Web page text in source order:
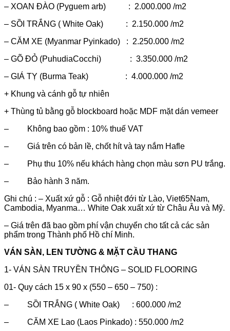
– XOAN ĐÀO (Pyguem arb) : 2.000.000 /m2
– SỒI TRẮNG ( White Oak) : 2.150.000 /m2
– CĂM XE (Myanmar Pyinkado) : 2.250.000 /m2
– GÕ ĐỎ (PuhudiaCocchi) : 3.350.000 /m2
– GIÁ TỴ (Burma Teak) : 4.000.000 /m2
+ Khung và cánh gỗ tự nhiên
+ Thùng tủ bằng gỗ blockboard hoặc MDF mặt dán vemeer
– Không bao gồm : 10% thuế VAT
– Giá trên có bản lề, chốt hít và tay nắm Hafle
– Phụ thu 10% nếu khách hàng chọn màu sơn PU trắng.
– Bảo hành 3 năm.
Ghi chú : – Xuất xứ gỗ : Gỗ nhiệt đới từ Lào, Viet65Nam,
Cambodia, Myanma… White Oak xuất xứ từ Châu Âu và Mỹ.
– Giá trên đã bao gồm phí vận chuyển cho tất cả các sản
phẩm trong Thành phố Hồ chí Minh.
VÁN SÀN, LEN TƯỜNG & MẶT CẦU THANG
1- VÁN SÀN TRUYỀN THÔNG – SOLID FLOORING
01- Quy cách 15 x 90 x (550 – 650 – 750) :
– SỒI TRẮNG ( White Oak) : 600.000 /m2
– CĂM XE Lao (Laos Pinkado) : 550.000 /m2